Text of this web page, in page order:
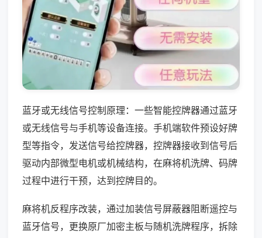
蓝牙或无线信号控制原理：一些智能控牌器通过蓝牙
或无线信号与手机等设备连接。手机端软件预设好牌
型等指令，发送信号给控牌器，控牌器接收到信号后
驱动内部微型电机或机械结构，在麻将机洗牌、码牌
过程中进行干预，达到控牌目的。
麻将机反程序改装，通过加装信号屏蔽器阻断遥控与
蓝牙信号，更换原厂加密主板与随机洗牌程序，拆除